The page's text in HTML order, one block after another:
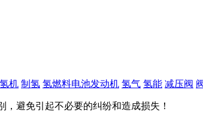
机 制氢 氢燃料电池发动机 氢气 氢能 减压阀
避免引起不必要的纠纷和造成损失！